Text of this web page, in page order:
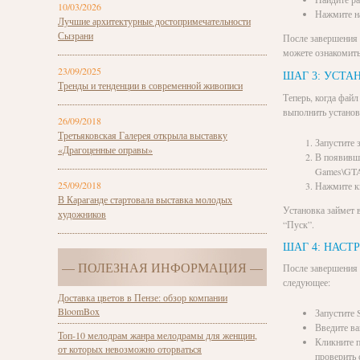
10/03/2026
Лучшие архитектурные достопримечательности
Сызрани
23/09/2025
Тренды и тенденции в современной живописи
26/09/2018
Третьяковская Галерея открыла выставку
«Драгоценные оправы»
25/09/2018
В Караганде стартовала выставка молодых
художников
— ПОЛЕЗНАЯ ИНФОРМАЦИЯ —
Доставка цветов в Пензе: обзор компании
BloomBox
Топ-10 мелодрам жанра мелодрамы для женщин,
от которых невозможно оторваться
Нажмите
После завершения
можете
ШАГ 3:
Теперь, когда
выполнить
Запустите
В
Нажмите
Установка займет
“Пуск”.
ШАГ 4:
После
следующее:
Введите
Кликните
проверить